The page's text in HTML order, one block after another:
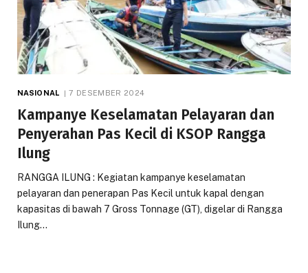
NASIONAL 7 DESEMBER 2024
Kampanye Keselamatan Pelayaran dan
Penyerahan Pas Kecil di KSOP Rangga
Ilung
RANGGA ILUNG : Kegiatan kampanye keselamatan
pelayaran dan penerapan Pas Kecil untuk kapal dengan
kapasitas di bawah 7 Gross Tonnage (GT), digelar di Rangga
Ilung…